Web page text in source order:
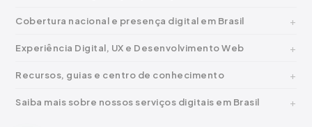
Cobertura nacional e presença digital em Brasil
Experiência Digital, UX e Desenvolvimento Web
Recursos, guias e centro de conhecimento
Saiba mais sobre nossos serviços digitais em Brasil